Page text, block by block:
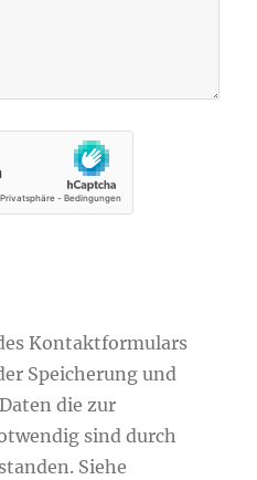
Kontaktformulars
Speicherung und
die zur
sind durch
Siehe